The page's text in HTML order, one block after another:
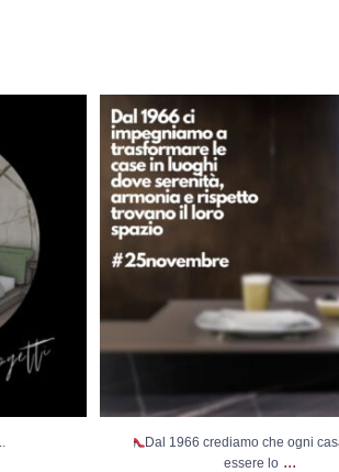
Dal 1966 crediamo che ogni casa
Dal 1966 crediamo che ogni
essere lo ...